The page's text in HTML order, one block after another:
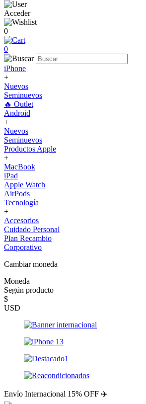
Acceder
0
0
iPhone
+
Nuevos
Seminuevos
🔥 Outlet
Android
+
Nuevos
Seminuevos
Productos Apple
+
MacBook
iPad
Apple Watch
AirPods
Tecnología
+
Accesorios
Cuidado Personal
Plan Recambio
Corporativo
Cambiar moneda
Moneda
Según producto
$
USD
Envío Internacional 15% OFF ✈️